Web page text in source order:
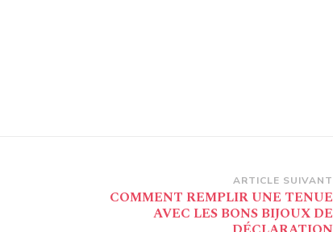
ARTICLE SUIVANT
COMMENT REMPLIR UNE TENUE
AVEC LES BONS BIJOUX DE